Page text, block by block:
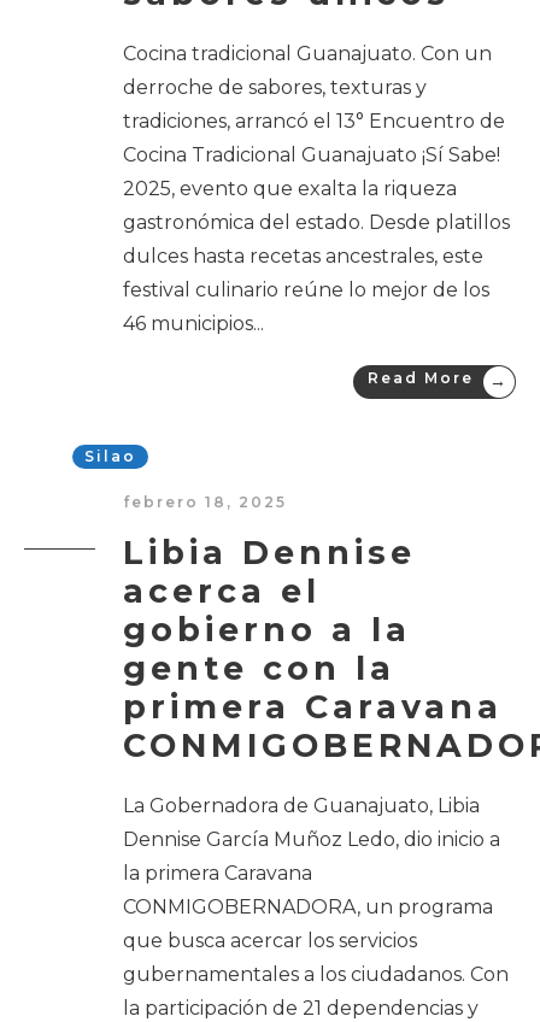
Cocina tradicional Guanajuato. Con un
derroche de sabores, texturas y
tradiciones, arrancó el 13° Encuentro de
Cocina Tradicional Guanajuato ¡Sí Sabe!
2025, evento que exalta la riqueza
gastronómica del estado. Desde platillos
dulces hasta recetas ancestrales, este
festival culinario reúne lo mejor de los
46 municipios...
Read More →
Silao
febrero 18, 2025
Libia Dennise
acerca el
gobierno a la
gente con la
primera Caravana
La Gobernadora de Guanajuato, Libia
Dennise García Muñoz Ledo, dio inicio a
la primera Caravana
CONMIGOBERNADORA, un programa
que busca acercar los servicios
gubernamentales a los ciudadanos. Con
la participación de 21 dependencias y